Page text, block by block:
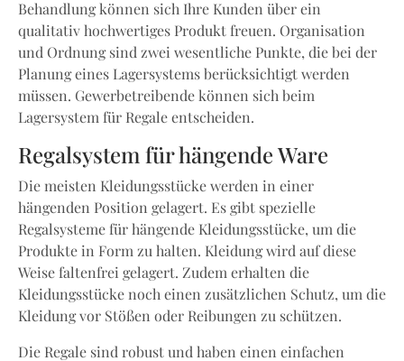
Behandlung können sich Ihre Kunden über ein
qualitativ hochwertiges Produkt freuen. Organisation
und Ordnung sind zwei wesentliche Punkte, die bei der
Planung eines Lagersystems berücksichtigt werden
müssen. Gewerbetreibende können sich beim
Lagersystem für Regale entscheiden.
Regalsystem für hängende Ware
Die meisten Kleidungsstücke werden in einer
hängenden Position gelagert. Es gibt spezielle
Regalsysteme für hängende Kleidungsstücke, um die
Produkte in Form zu halten. Kleidung wird auf diese
Weise faltenfrei gelagert. Zudem erhalten die
Kleidungsstücke noch einen zusätzlichen Schutz, um die
Kleidung vor Stößen oder Reibungen zu schützen.
Die Regale sind robust und haben einen einfachen